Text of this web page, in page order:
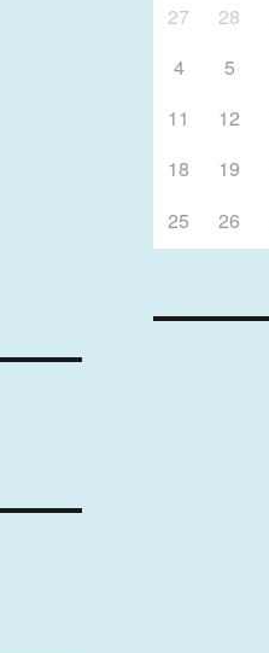
27
28
4
5
11
12
18
19
25
26